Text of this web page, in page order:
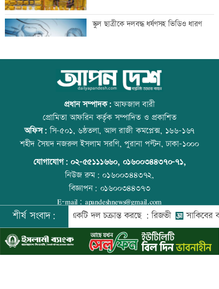
ডিএমপির ১২ ঊর্ধ্বতন কর্মকর্তাকে বদলি
জন্মসূত্রে নাগরিকত্ব সীমিত করতে ট্রাম্পের
নতুন নির্বাহী আদেশ
টেলিভিশনে আজকের যত খেলা
শুক্রবার রাজধানীর যেসব মার্কেট-দর্শনীয় স্থান
বন্ধ
সাতসকালে সড়কে ঝরল ছয় প্রাণ
স্কুল ছাত্রীকে দলবদ্ধ ধর্ষণসহ ভিডিও ধারণ
আজ বিশ্ব বন্ধু দিবস
প্রতিমন্ত্রীকে ঘিরে ভাইরাল ভিডিওতে ছবি
জুড়ে অপপ্রচার: এলিন
কোরআন-হাদিসে নামাজ না পড়ার শাস্তি
বিশ্ব মাতৃদুগ্ধ দিবস আজ
প্রধান সম্পাদক:আফজাল বারী
প্রোমিতা আফরিন কর্তৃক সম্পাদিত ও প্রকাশিত
অফিস:সি-৫০১, ৬ষ্ঠতলা, আল রাজী কমপ্লেক্স, ১৬৬-১৬৭
শহীদ সৈয়দ নজরুল ইসলাম সরণি, পুরানা পল্টন, ঢাকা-১০০০
যোগাযোগ: ০২-৫৫১১১৬৬০, ০১৬০০৩৪৪৩৭০-৭১,
নিউজ রুম:০১৬০০৩৪৪৩৭২,
বিজ্ঞাপন: ০১৬০০৩৪৪৩৭৩
E-mail: apandeshnews@gmail.com
©২০২৬ |আপন দেশ ডটকমকর্তৃক সর্বসত্ব ® সংরক্ষিত | উন্নয়নে
ইমিথমেকারস.কম
শীর্ষ সংবাদ:
দেশের বিরুদ্ধে একটি দল চক্রান্ত করছে : রিজভী সাকিবের